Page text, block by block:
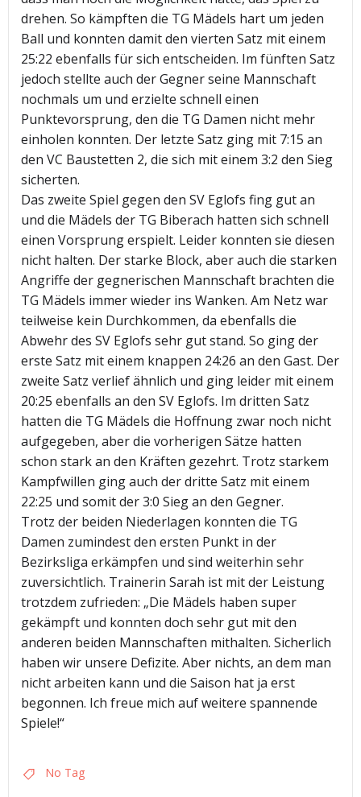
drehen. So kämpften die TG Mädels hart um jeden
Ball und konnten damit den vierten Satz mit einem
25:22 ebenfalls für sich entscheiden. Im fünften Satz
jedoch stellte auch der Gegner seine Mannschaft
nochmals um und erzielte schnell einen
Punktevorsprung, den die TG Damen nicht mehr
einholen konnten. Der letzte Satz ging mit 7:15 an
den VC Baustetten 2, die sich mit einem 3:2 den Sieg
sicherten.
Das zweite Spiel gegen den SV Eglofs fing gut an
und die Mädels der TG Biberach hatten sich schnell
einen Vorsprung erspielt. Leider konnten sie diesen
nicht halten. Der starke Block, aber auch die starken
Angriffe der gegnerischen Mannschaft brachten die
TG Mädels immer wieder ins Wanken. Am Netz war
teilweise kein Durchkommen, da ebenfalls die
Abwehr des SV Eglofs sehr gut stand. So ging der
erste Satz mit einem knappen 24:26 an den Gast. Der
zweite Satz verlief ähnlich und ging leider mit einem
20:25 ebenfalls an den SV Eglofs. Im dritten Satz
hatten die TG Mädels die Hoffnung zwar noch nicht
aufgegeben, aber die vorherigen Sätze hatten
schon stark an den Kräften gezehrt. Trotz starkem
Kampfwillen ging auch der dritte Satz mit einem
22:25 und somit der 3:0 Sieg an den Gegner.
Trotz der beiden Niederlagen konnten die TG
Damen zumindest den ersten Punkt in der
Bezirksliga erkämpfen und sind weiterhin sehr
zuversichtlich. Trainerin Sarah ist mit der Leistung
trotzdem zufrieden: „Die Mädels haben super
gekämpft und konnten doch sehr gut mit den
anderen beiden Mannschaften mithalten. Sicherlich
haben wir unsere Defizite. Aber nichts, an dem man
nicht arbeiten kann und die Saison hat ja erst
begonnen. Ich freue mich auf weitere spannende
Spiele!“
No Tag